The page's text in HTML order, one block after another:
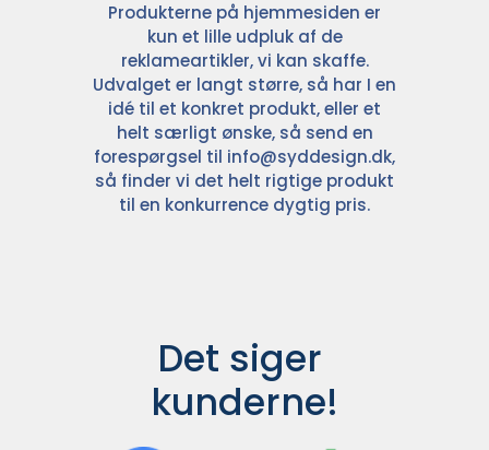
Produkterne på hjemmesiden er
kun et lille udpluk af de
reklameartikler, vi kan skaffe.
Udvalget er langt større, så har I en
idé til et konkret produkt, eller et
helt særligt ønske, så send en
forespørgsel til info@syddesign.dk,
så finder vi det helt rigtige produkt
til en konkurrence dygtig pris.
Det siger
kunderne!